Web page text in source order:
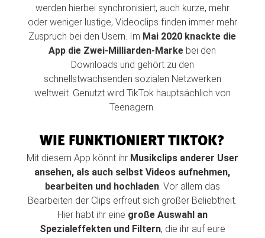
werden hierbei synchronisiert, auch kurze, mehr
oder weniger lustige, Videoclips finden immer mehr
Zuspruch bei den Usern. Im Mai 2020 knackte die
App die Zwei-Milliarden-Marke bei den
Downloads und gehört zu den
schnellstwachsenden sozialen Netzwerken
weltweit. Genutzt wird TikTok hauptsächlich von
Teenagern.
WIE FUNKTIONIERT TIKTOK?
Mit diesem App könnt ihrMusikclips anderer User
ansehen, als auch selbst Videos aufnehmen,
bearbeiten und hochladen. Vor allem das
Bearbeiten der Clips erfreut sich großer Beliebtheit.
Hier habt ihr eine große Auswahl an
Spezialeffekten und Filtern, die ihr auf eure